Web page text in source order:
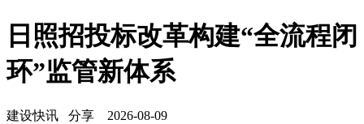
日照招投标改革构建“全流程闭
环”监管新体系
建设快讯 分享 2026-08-09